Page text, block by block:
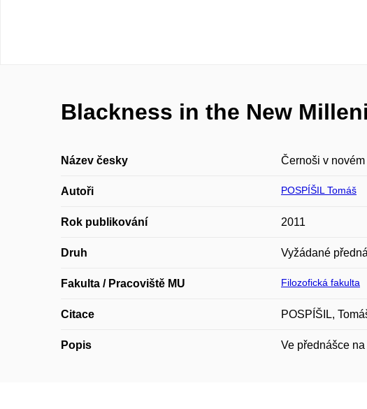
Blackness in the New
Název česky Černoši v
Autoři POSPÍŠIL Tomáš
Rok publikování 2011
Druh Vyžádané
Fakulta / Pracoviště MU Filozofická fakulta
Citace POSPÍŠIL,
Popis Ve přednášce